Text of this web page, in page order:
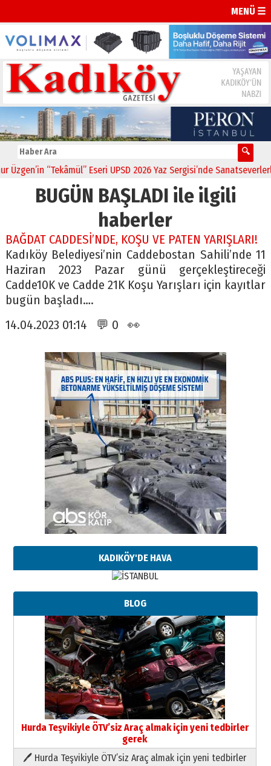
MENÜ ☰
“Tekâmül” Eseri UPSD 2026 Yaz Sergisi’nde
BUGÜN BAŞLADI ile ilgili
haberler
BAĞDAT CADDESİ’NDE, KOŞU VE PATEN YARIŞLARI!
Kadıköy Belediyesi’nin Caddebostan Sahili’nde 11
Haziran 2023 Pazar günü gerçekleştireceği
Cadde10K ve Cadde 21K Koşu Yarışları için kayıtlar
bugün başladı….
14.04.2023 01:14 💬 0 👀
KADIKÖY'DE HAVA
BLOG
Hurda Teşvikiyle ÖTV’siz Araç almak için yeni tedbirler
gerek
🖊 Hurda Teşvikiyle ÖTV’siz Araç almak için yeni tedbirler